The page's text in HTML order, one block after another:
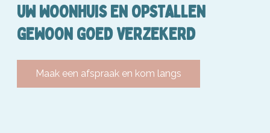
UW WOONHUIS EN OPSTALLEN
GEWOON GOED VERZEKERD
Maak een afspraak en kom langs